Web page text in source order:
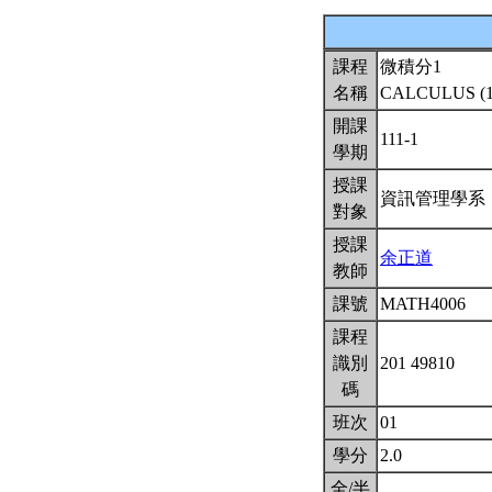
課程
名稱
微積分1
CALCULUS
開課
學期
111-1
授課
對象
資訊管理學系
授課
教師
余正道
課號
MATH4006
課程
識別
碼
201 49810
班次
01
學分
2.0
全/半